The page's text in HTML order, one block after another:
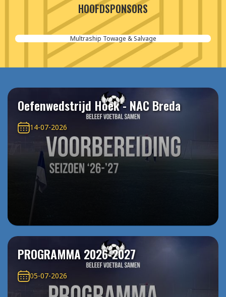
HOOFDSPONSORS
Aannemersbedrijf van der Poel
Oefenwedstrijd Hoek - NAC Breda
14-07-2026
PROGRAMMA 2026-2027
05-07-2026